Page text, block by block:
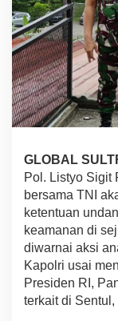
N
I
S
i
a
p
k
a
n
a
n
g
k
a
h
T
g
a
s
GLOBAL
Pol. Listyo Sigit
bersama TNI
ketentuan
keamanan di
diwarnai aksi
Kapolri usai
Presiden RI,
terkait di